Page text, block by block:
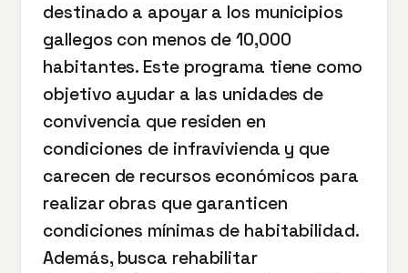
destinado a apoyar a los municipios
gallegos con menos de 10,000
habitantes. Este programa tiene como
objetivo ayudar a las unidades de
convivencia que residen en
condiciones de infravivienda y que
carecen de recursos económicos para
realizar obras que garanticen
condiciones mínimas de habitabilidad.
Además, busca rehabilitar